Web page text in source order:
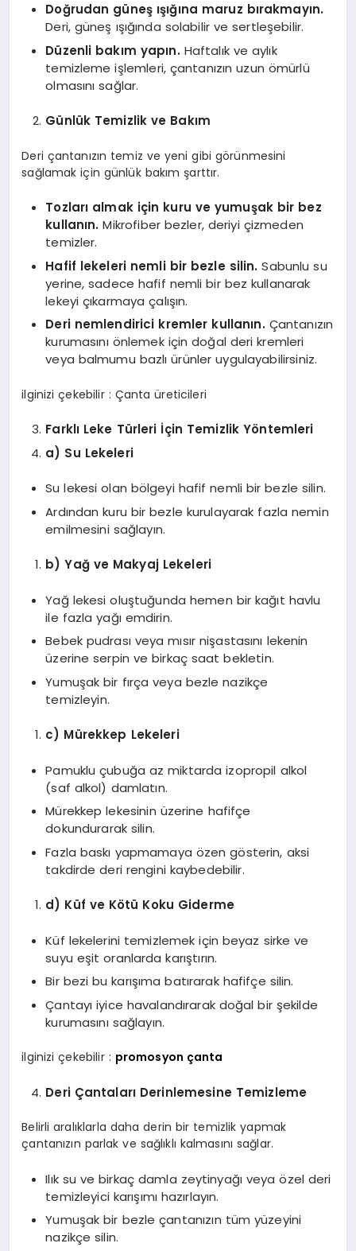
Doğrudan güneş ışığına maruz bırakmayın.
Deri, güneş ışığında solabilir ve sertleşebilir.
Düzenli bakım yapın. Haftalık ve aylık
temizleme işlemleri, çantanızın uzun ömürlü
olmasını sağlar.
Günlük Temizlik ve Bakım
Deri çantanızın temiz ve yeni gibi görünmesini
sağlamak için günlük bakım şarttır.
Tozları almak için kuru ve yumuşak bir bez
kullanın. Mikrofiber bezler, deriyi çizmeden
temizler.
Hafif lekeleri nemli bir bezle silin. Sabunlu su
yerine, sadece hafif nemli bir bez kullanarak
lekeyi çıkarmaya çalışın.
Deri nemlendirici kremler kullanın. Çantanızın
kurumasını önlemek için doğal deri kremleri
veya balmumu bazlı ürünler uygulayabilirsiniz.
ilginizi çekebilir : Çanta üreticileri
Farklı Leke Türleri İçin Temizlik Yöntemleri
a) Su Lekeleri
Su lekesi olan bölgeyi hafif nemli bir bezle silin.
Ardından kuru bir bezle kurulayarak fazla nemin
emilmesini sağlayın.
b) Yağ ve Makyaj Lekeleri
Yağ lekesi oluştuğunda hemen bir kağıt havlu
ile fazla yağı emdirin.
Bebek pudrası veya mısır nişastasını lekenin
üzerine serpin ve birkaç saat bekletin.
Yumuşak bir fırça veya bezle nazikçe
temizleyin.
c) Mürekkep Lekeleri
Pamuklu çubuğa az miktarda izopropil alkol
(saf alkol) damlatın.
Mürekkep lekesinin üzerine hafifçe
dokundurarak silin.
Fazla baskı yapmamaya özen gösterin, aksi
takdirde deri rengini kaybedebilir.
d) Küf ve Kötü Koku Giderme
Küf lekelerini temizlemek için beyaz sirke ve
suyu eşit oranlarda karıştırın.
Bir bezi bu karışıma batırarak hafifçe silin.
Çantayı iyice havalandırarak doğal bir şekilde
kurumasını sağlayın.
ilginizi çekebilir : promosyon çanta
Deri Çantaları Derinlemesine Temizleme
Belirli aralıklarla daha derin bir temizlik yapmak
çantanızın parlak ve sağlıklı kalmasını sağlar.
Ilık su ve birkaç damla zeytinyağı veya özel deri
temizleyici karışımı hazırlayın.
Yumuşak bir bezle çantanızın tüm yüzeyini
nazikçe silin.